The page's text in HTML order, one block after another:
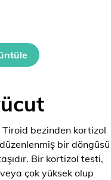
Tiroid bezinden kortizol
bir döngüsü
Bir kortizol testi,
çok yüksek olup